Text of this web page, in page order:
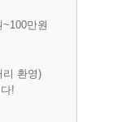
만원
리 환영)
!